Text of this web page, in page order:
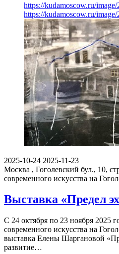
https://kudamoscow.ru/
https://kudamoscow.ru/
2025-10-24 2025-11-23
Москва , Гоголевский бул., 10,
современного искусства на
Выставка «Предел
С 24 октября по 23 ноября 2025
современного искусства на
выставка Елены Шаргановой
развитие…